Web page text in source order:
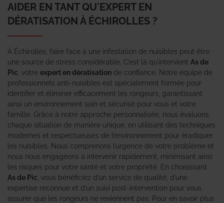
AIDER EN TANT QU'EXPERT EN
DÉRATISATION À ÉCHIROLLES ?
À Échirolles, faire face à une infestation de nuisibles peut être
une source de stress considérable. C’est là qu’intervient As de
Pic , votre expert en dératisation de confiance. Notre équipe de
professionnels anti-nuisibles est spécialement formée pour
identifier et éliminer efficacement les rongeurs, garantissant
ainsi un environnement sain et sécurisé pour vous et votre
famille. Grâce à notre approche personnalisée, nous évaluons
chaque situation de manière unique, en utilisant des techniques
modernes et respectueuses de l’environnement pour éradiquer
les nuisibles. Nous comprenons l’urgence de votre problème et
nous nous engageons à intervenir rapidement, minimisant ainsi
les risques pour votre santé et votre propriété. En choisissant
As de Pic , vous bénéficiez d’un service de qualité, d’une
expertise reconnue et d’un suivi post-intervention pour vous
assurer que les rongeurs ne reviennent pas. Pour en savoir plus